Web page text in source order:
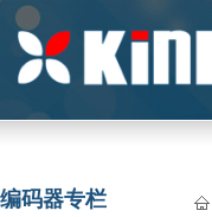
编码器专栏